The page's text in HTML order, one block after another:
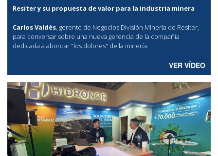
Resiter y su propuesta de valor para la industria minera
Carlos Valdés, gerente de Negocios División Minería de Resiter,
para conversar sobre una nueva gerencia de la compañía
dedicada a abordar "los dolores" de la minería.
VER VÍDEO